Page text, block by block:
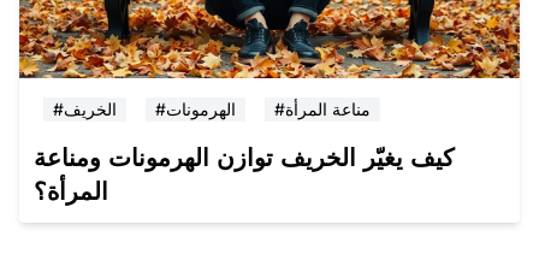
#الخريف #الهرمونات #مناعة المرأة
كيف يغيّر الخريف توازن الهرمونات ومناعة
المرأة؟